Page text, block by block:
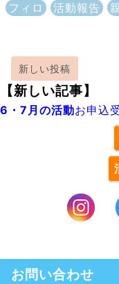
フィロ 活動報告
新しい投稿
【新しい記事】
6・7月の活動お申込
お問い合わせ